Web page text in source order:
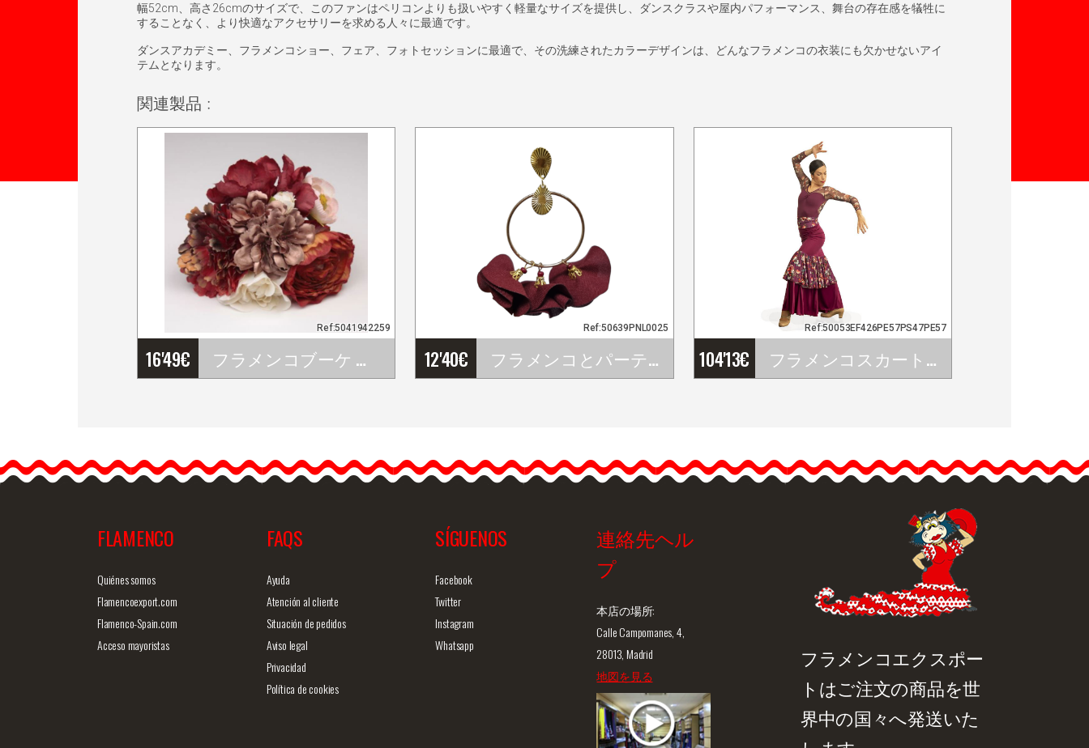
幅52cm、高さ26cmのサイズで、このファンはペリコンよりも扱いやすく軽量なサイズを提供し、ダンスクラスや屋内パフォーマンス、舞台の存在感を犠牲に
することなく、より快適なアクセサリーを求める人々に最適です。
ダンスアカデミー、フラメンコショー、フェア、フォトセッションに最適で、その洗練されたカラーデザインは、どんなフラメンコの衣装にも欠かせないアイ
テムとなります。
関連製品 :
16'49€ フラメンコブーケ アースカラー Ref. 42259
Ref:5041942259
アースカラーのフラワー
ブーケです。フラメンコ
す。サイズ: 18cm
12'40€ フラメンコとパーティーピアス
Ref:50639PNL0025
クイックビュー
104'13€ フラメンコスカート 商品番号 EF426PE57PS47PE57
Ref:50053EF426PE57PS47PE57
クイックビュー
FLAMENCO
Quiénes somos
Flamencoexport.com
Flamenco-Spain.com
Acceso mayoristas
FAQS
Ayuda
Atención al cliente
Situación de pedidos
Aviso legal
Privacidad
Política de cookies
SÍGUENOS
Facebook
Twitter
Instagram
Whatsapp
連絡先ヘル
プ
本店の場所:
Calle Campomanes, 4,
28013, Madrid
地図を見る
フラメンコエクスポー
トはご注文の商品を世
界中の国々へ発送いた